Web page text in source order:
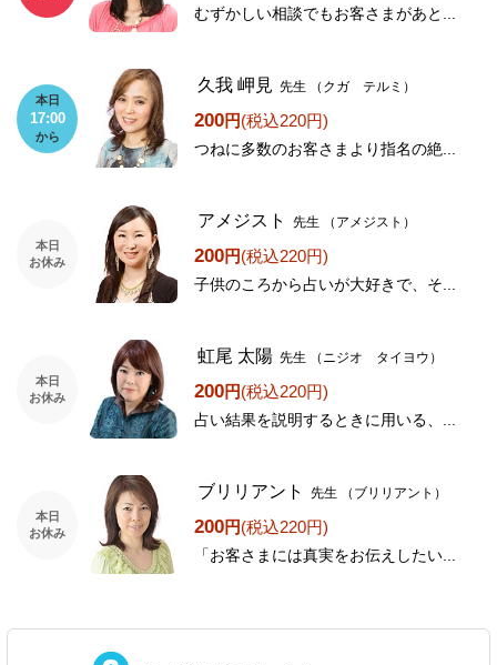
むずかしい相談でもお客さまがあと...
本日
17:00
から
久我 岬見 先生 （クガ テルミ）
200円(税込220円)
つねに多数のお客さまより指名の絶...
本日
お休み
アメジスト 先生 （アメジスト）
200円(税込220円)
子供のころから占いが大好きで、そ...
本日
お休み
虹尾 太陽 先生 （ニジオ タイヨウ）
200円(税込220円)
占い結果を説明するときに用いる、...
本日
お休み
ブリリアント 先生 （ブリリアント）
200円(税込220円)
「お客さまには真実をお伝えしたい...